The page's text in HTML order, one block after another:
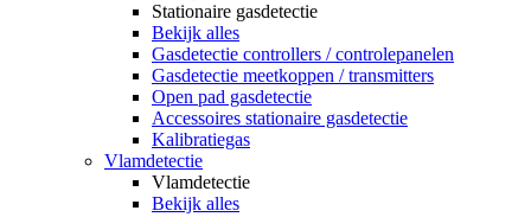
Stationaire gasdetectie
Bekijk alles
Gasdetectie controllers / controlepanelen
Gasdetectie meetkoppen / transmitters
Open pad gasdetectie
Accessoires stationaire gasdetectie
Kalibratiegas
Vlamdetectie
Vlamdetectie
Bekijk alles